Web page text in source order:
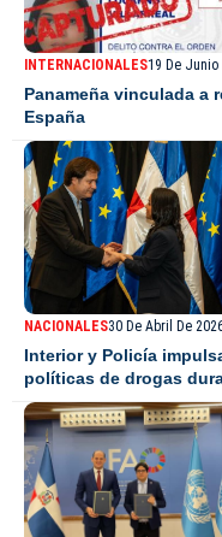
INTERNACIONALES19 De Junio
Panameña vinculada a
España
NACIONALES30 De Abril De
Interior y Policía
políticas de drogas